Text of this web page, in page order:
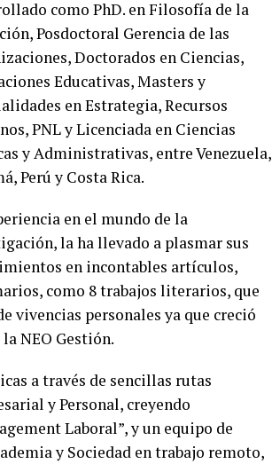
como PhD. en Filosofía de la
Posdoctoral Gerencia de las
Doctorados en Ciencias,
Educativas, Masters y
en Estrategia, Recursos
PNL y Licenciada en Ciencias
y Administrativas, entre Venezuela,
Perú y Costa Rica.
en el mundo de la
la ha llevado a plasmar sus
en incontables artículos,
como 8 trabajos literarios, que
vivencias personales ya que creció
NEO Gestión.
a través de sencillas rutas
y Personal, creyendo
Laboral”, y un equipo de
y Sociedad en trabajo remoto,